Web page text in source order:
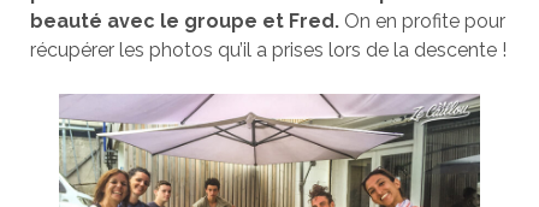
beauté avec le groupe et Fred.On en profite pour
récupérer les photos qu’il a prises lors de la descente !